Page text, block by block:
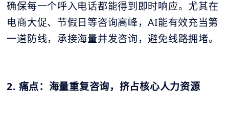
确保每一个呼入电话都能得到即时响应。尤其在
电商大促、节假日等咨询高峰，AI能有效充当第
一道防线，承接海量并发咨询，避免线路拥堵。
2. 痛点：海量重复咨询，挤占核心人力资源